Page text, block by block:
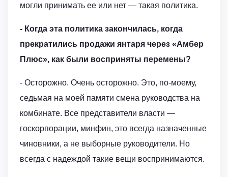
могли принимать ее или нет — такая политика.
- Когда эта политика закончилась, когда
прекратились продажи янтаря через «Амбер
Плюс», как были восприняты перемены?
- Осторожно. Очень осторожно. Это, по-моему,
седьмая на моей памяти смена руководства на
комбинате. Все представители власти —
госкорпорации, минфин, это всегда назначенные
чиновники, а не выборные руководители. Но
всегда с надеждой такие вещи воспринимаются.